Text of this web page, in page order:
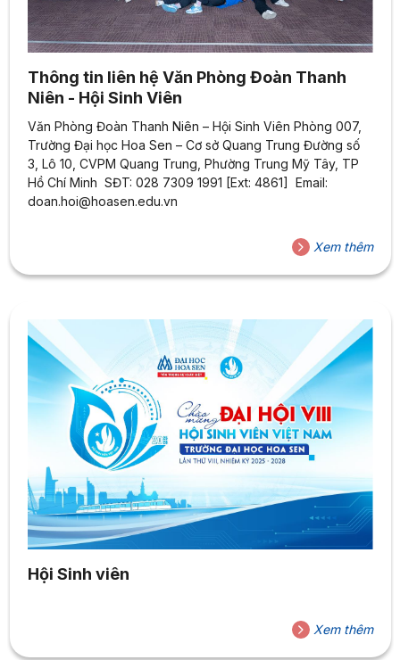
Thông tin liên hệ Văn Phòng Đoàn Thanh
Niên - Hội Sinh Viên
Văn Phòng Đoàn Thanh Niên – Hội Sinh Viên Phòng 007,
Trường Đại học Hoa Sen – Cơ sở Quang Trung Đường số
3, Lô 10, CVPM Quang Trung, Phường Trung Mỹ Tây, TP
Hồ Chí Minh SĐT: 028 7309 1991 [Ext: 4861] Email:
doan.hoi@hoasen.edu.vn
Xem thêm
Hội Sinh viên
Xem thêm